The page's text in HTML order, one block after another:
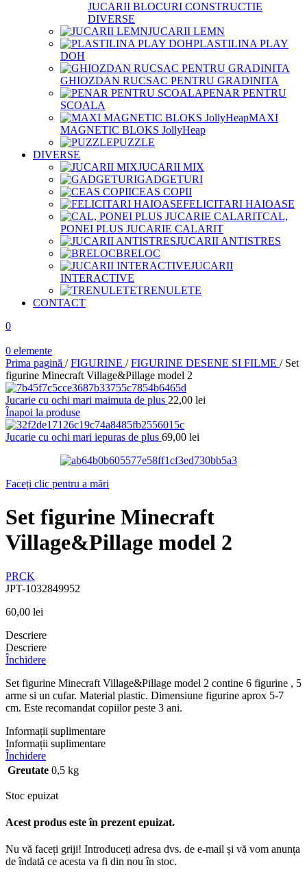
JUCARII BLOCURI CONSTRUCTIE
DIVERSE
JUCARII LEMN
PLASTILINA PLAY
DOH
GHIOZDAN RUCSAC PENTRU GRADINITA
PENAR PENTRU
SCOALA
MAXI
MAGNETIC BLOKS JollyHeap
PUZZLE
DIVERSE
JUCARII MIX
GADGETURI
CEAS COPII
FELICITARI HAIOASE
CAL,
PONEI PLUS JUCARIE CALARIT
JUCARII ANTISTRES
BRELOC
JUCARII
INTERACTIVE
TRENULETE
CONTACT
0
0 elemente
Prima pagină / FIGURINE / FIGURINE DESENE SI FILME / Set
figurine Minecraft Village&Pillage model 2
Jucarie cu ochi mari maimuta de plus 22,00 lei
Înapoi la produse
Jucarie cu ochi mari iepuras de plus 69,00 lei
Faceți clic pentru a mări
Set figurine Minecraft
Village&Pillage model 2
PRCK
JPT-1032849952
60,00 lei
Descriere
Descriere
Închidere
Set figurine Minecraft Village&Pillage model 2 contine 6 figurine , 5
arme si un cufar. Material plastic. Dimensiune figurine aprox 5-7
cm. Este recomandat copiilor peste 3 ani.
Informații suplimentare
Informații suplimentare
Închidere
Greutate 0,5 kg
Stoc epuizat
Acest produs este în prezent epuizat.
Nu vă faceți griji! Introduceți adresa dvs. de e-mail și vă vom anunța
de îndată ce acesta va fi din nou în stoc.